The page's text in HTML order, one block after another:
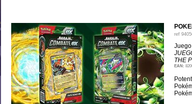
ref
THE
EAN: